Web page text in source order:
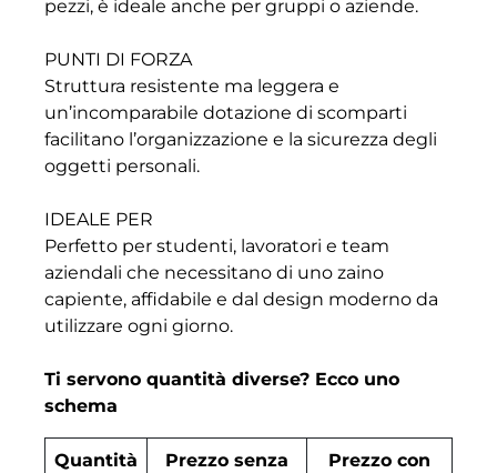
pezzi, è ideale anche per gruppi o aziende.
PUNTI DI FORZA
Struttura resistente ma leggera e
un’incomparabile dotazione di scomparti
facilitano l’organizzazione e la sicurezza degli
oggetti personali.
IDEALE PER
Perfetto per studenti, lavoratori e team
aziendali che necessitano di uno zaino
capiente, affidabile e dal design moderno da
utilizzare ogni giorno.
Ti servono quantità diverse? Ecco uno
schema
Quantità
Prezzo senza
Prezzo con